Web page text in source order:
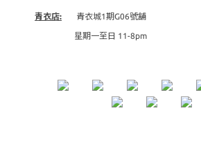
青衣店: 青衣城1期G06號舖
星期一至日 11-8pm